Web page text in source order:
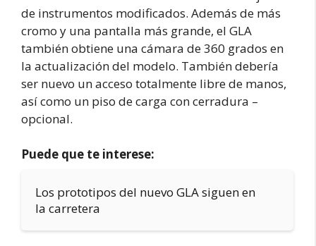
de instrumentos modificados. Además de más
cromo y una pantalla más grande, el GLA
también obtiene una cámara de 360 grados en
la actualización del modelo. También debería
ser nuevo un acceso totalmente libre de manos,
así como un piso de carga con cerradura –
opcional.
Puede que te interese:
Los prototipos del nuevo GLA siguen en
la carretera